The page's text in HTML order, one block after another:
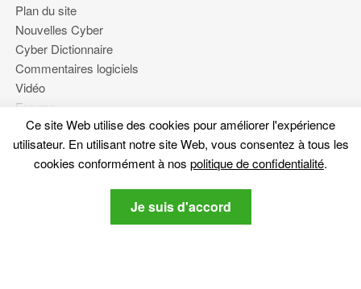
Ce site Web utilise des cookies pour améliorer l'expérience
utilisateur. En utilisant notre site Web, vous consentez à tous les
cookies conformément à nos politique de confidentialité.
Je suis d'accord
Plan du site
Nouvelles Cyber
Cyber Dictionnaire
Commentaires logiciels
Vidéo
Forums
Plus
politique de confidentialité